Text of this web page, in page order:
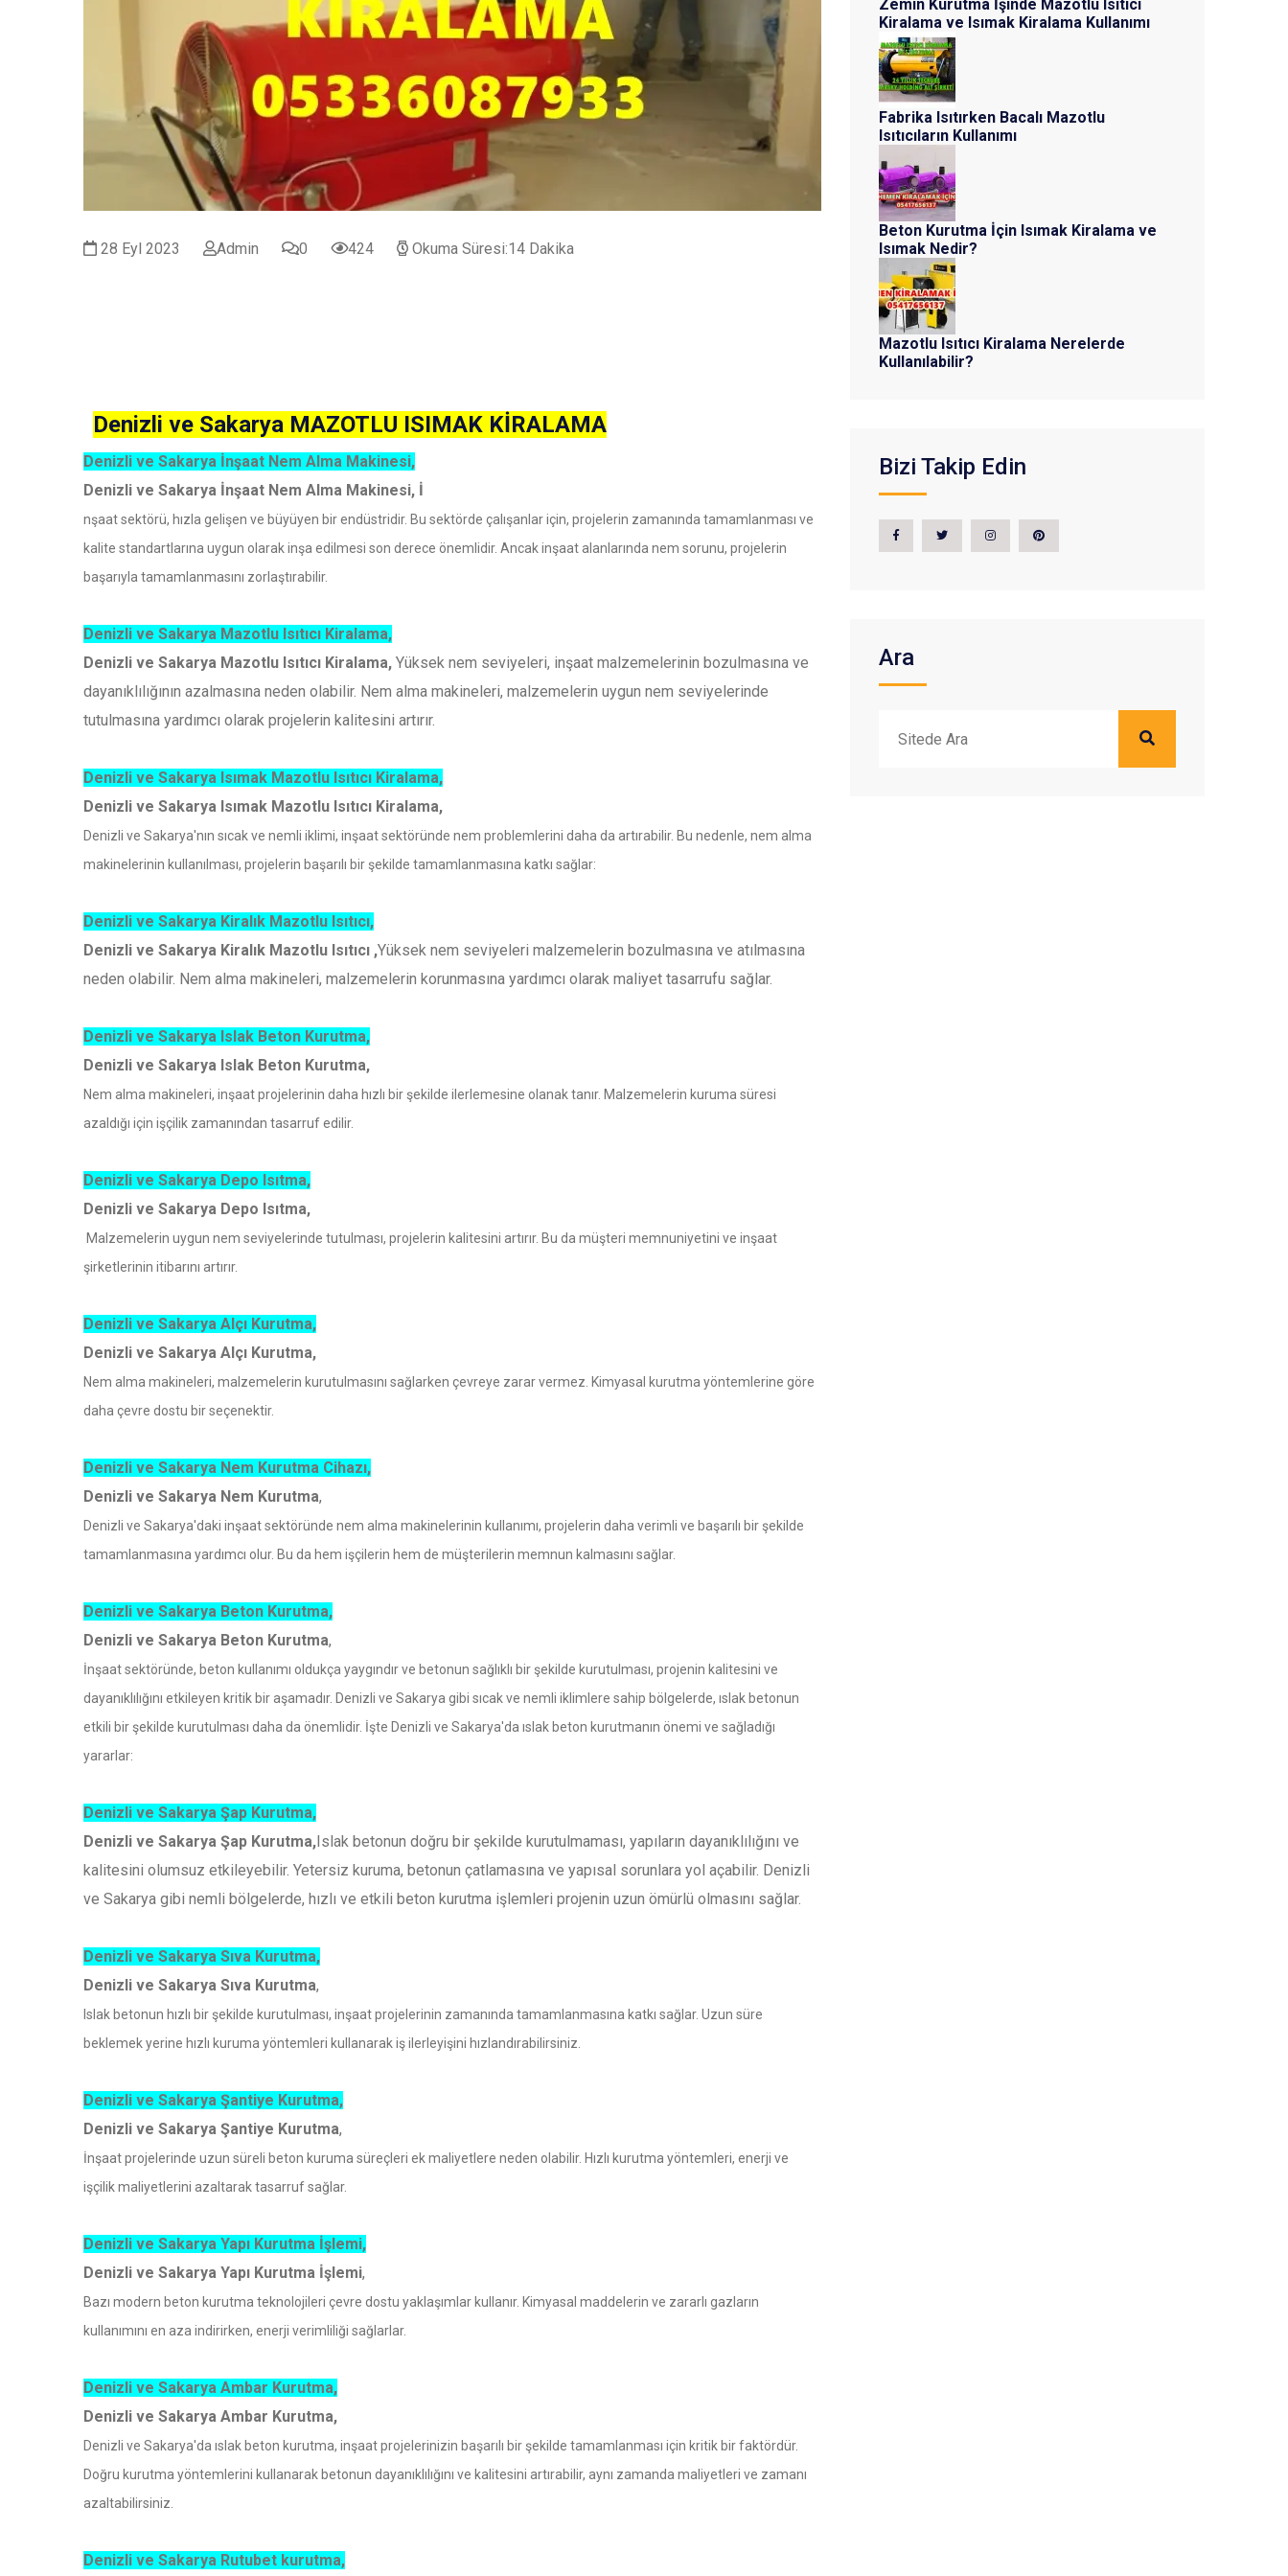
28 Eyl 2023 Admin 0 424 Okuma Süresi:14 Dakika
Denizli ve Sakarya MAZOTLU ISIMAK KİRALAMA
Denizli ve Sakarya İnşaat Nem Alma Makinesi,
Denizli ve Sakarya İnşaat Nem Alma Makinesi, İ
nşaat sektörü, hızla gelişen ve büyüyen bir endüstridir. Bu sektörde çalışanlar için, projelerin zamanında tamamlanması ve
kalite standartlarına uygun olarak inşa edilmesi son derece önemlidir. Ancak inşaat alanlarında nem sorunu, projelerin
başarıyla tamamlanmasını zorlaştırabilir.
Denizli ve Sakarya Mazotlu Isıtıcı Kiralama,
Denizli ve Sakarya Mazotlu Isıtıcı Kiralama, Yüksek nem seviyeleri, inşaat malzemelerinin bozulmasına ve
dayanıklılığının azalmasına neden olabilir. Nem alma makineleri, malzemelerin uygun nem seviyelerinde
tutulmasına yardımcı olarak projelerin kalitesini artırır.
Denizli ve Sakarya Isımak Mazotlu Isıtıcı Kiralama,
Denizli ve Sakarya Isımak Mazotlu Isıtıcı Kiralama,
Denizli ve Sakarya'nın sıcak ve nemli iklimi, inşaat sektöründe nem problemlerini daha da artırabilir. Bu nedenle, nem alma
makinelerinin kullanılması, projelerin başarılı bir şekilde tamamlanmasına katkı sağlar:
Denizli ve Sakarya Kiralık Mazotlu Isıtıcı,
Denizli ve Sakarya Kiralık Mazotlu Isıtıcı ,Yüksek nem seviyeleri malzemelerin bozulmasına ve atılmasına
neden olabilir. Nem alma makineleri, malzemelerin korunmasına yardımcı olarak maliyet tasarrufu sağlar.
Denizli ve Sakarya Islak Beton Kurutma,
Denizli ve Sakarya Islak Beton Kurutma,
Nem alma makineleri, inşaat projelerinin daha hızlı bir şekilde ilerlemesine olanak tanır. Malzemelerin kuruma süresi
azaldığı için işçilik zamanından tasarruf edilir.
Denizli ve Sakarya Depo Isıtma,
Denizli ve Sakarya Depo Isıtma,
Malzemelerin uygun nem seviyelerinde tutulması, projelerin kalitesini artırır. Bu da müşteri memnuniyetini ve inşaat
şirketlerinin itibarını artırır.
Denizli ve Sakarya Alçı Kurutma,
Denizli ve Sakarya Alçı Kurutma,
Nem alma makineleri, malzemelerin kurutulmasını sağlarken çevreye zarar vermez. Kimyasal kurutma yöntemlerine göre
daha çevre dostu bir seçenektir.
Denizli ve Sakarya Nem Kurutma Cihazı,
Denizli ve Sakarya Nem Kurutma,
Denizli ve Sakarya'daki inşaat sektöründe nem alma makinelerinin kullanımı, projelerin daha verimli ve başarılı bir şekilde
tamamlanmasına yardımcı olur. Bu da hem işçilerin hem de müşterilerin memnun kalmasını sağlar.
Denizli ve Sakarya Beton Kurutma,
Denizli ve Sakarya Beton Kurutma,
İnşaat sektöründe, beton kullanımı oldukça yaygındır ve betonun sağlıklı bir şekilde kurutulması, projenin kalitesini ve
dayanıklılığını etkileyen kritik bir aşamadır. Denizli ve Sakarya gibi sıcak ve nemli iklimlere sahip bölgelerde, ıslak betonun
etkili bir şekilde kurutulması daha da önemlidir. İşte Denizli ve Sakarya'da ıslak beton kurutmanın önemi ve sağladığı
yararlar:
Denizli ve Sakarya Şap Kurutma,
Denizli ve Sakarya Şap Kurutma,Islak betonun doğru bir şekilde kurutulmaması, yapıların dayanıklılığını ve
kalitesini olumsuz etkileyebilir. Yetersiz kuruma, betonun çatlamasına ve yapısal sorunlara yol açabilir. Denizli
ve Sakarya gibi nemli bölgelerde, hızlı ve etkili beton kurutma işlemleri projenin uzun ömürlü olmasını sağlar.
Denizli ve Sakarya Sıva Kurutma,
Denizli ve Sakarya Sıva Kurutma,
Islak betonun hızlı bir şekilde kurutulması, inşaat projelerinin zamanında tamamlanmasına katkı sağlar. Uzun süre
beklemek yerine hızlı kuruma yöntemleri kullanarak iş ilerleyişini hızlandırabilirsiniz.
Denizli ve Sakarya Şantiye Kurutma,
Denizli ve Sakarya Şantiye Kurutma,
İnşaat projelerinde uzun süreli beton kuruma süreçleri ek maliyetlere neden olabilir. Hızlı kurutma yöntemleri, enerji ve
işçilik maliyetlerini azaltarak tasarruf sağlar.
Denizli ve Sakarya Yapı Kurutma İşlemi,
Denizli ve Sakarya Yapı Kurutma İşlemi,
Bazı modern beton kurutma teknolojileri çevre dostu yaklaşımlar kullanır. Kimyasal maddelerin ve zararlı gazların
kullanımını en aza indirirken, enerji verimliliği sağlarlar.
Denizli ve Sakarya Ambar Kurutma,
Denizli ve Sakarya Ambar Kurutma,
Denizli ve Sakarya'da ıslak beton kurutma, inşaat projelerinizin başarılı bir şekilde tamamlanması için kritik bir faktördür.
Doğru kurutma yöntemlerini kullanarak betonun dayanıklılığını ve kalitesini artırabilir, aynı zamanda maliyetleri ve zamanı
azaltabilirsiniz.
Denizli ve Sakarya Rutubet kurutma,
Zemin Kurutma İşinde Mazotlu Isıtıcı
Kiralama ve Isımak Kiralama Kullanımı
Fabrika Isıtırken Bacalı Mazotlu
Isıtıcıların Kullanımı
Beton Kurutma İçin Isımak Kiralama ve
Isımak Nedir?
Mazotlu Isıtıcı Kiralama Nerelerde
Kullanılabilir?
Bizi Takip Edin
Ara